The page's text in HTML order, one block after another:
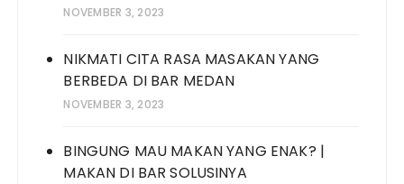
NOVEMBER 3, 2023
NIKMATI CITA RASA MASAKAN YANG
BERBEDA DI BAR MEDAN
NOVEMBER 3, 2023
BINGUNG MAU MAKAN YANG ENAK? |
MAKAN DI BAR SOLUSINYA